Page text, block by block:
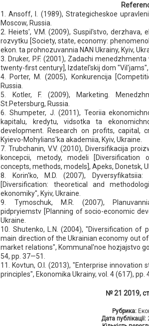
1. Ansoff, I. (1989), Strategicheskoe
Moscow, Russia.
2. Heiets', V.M. (2009), Suspil'stvo,
rozvytku [Society, state, economy:
ekon. ta prohnozuvannia NAN Ukrainy, Kyiv,
3. Druker, P.F. (2001), Zadachi
twenty-first century], Izdatel'skij dom "Vil'jams",
4. Porter, M. (2005), Konkurencija
Russia.
5. Kotler, F. (2009), Marketing.
St.Petersburg, Russia.
6. Shumpeter, J. (2011), Teoriia
kapitalu, kredytu, vidsotka ta
development. Research on profits, capital,
Kyievo-Mohylians'ka akademiia, Kyiv, Ukraine.
7. Trubchanin, V.V. (2010), Diversifikacija
koncepcii, metody, modeli
concepts, methods, models], Apeks, Donetsk,
8. Korin'ko, M.D. (2007),
[Diversification: theoretical and
ekonomiky", Kyiv, Ukraine.
9. Tymoschuk, M.R. (2007),
pidpryiemstv [Planning of socio-economic
Ukraine.
10. Shutenko, L.N. (2004), "Diversification
main direction of the Ukrainian economy out
market relations", Kommunal'noe hozjajstvo
54, pp. 37—51.
11. Kovtun, O.I. (2013), "Enterprise
principles", Ekonomika Ukrainy, vol. 4 (617), pp.
№ 21 2019,
Рубрика:
Дата публікації: